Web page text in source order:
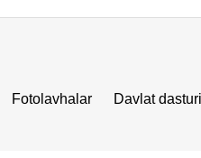
Fotolavhalar
Davlat